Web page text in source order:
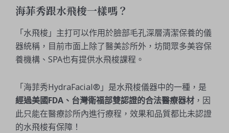
海菲秀跟水飛梭一樣嗎？
「水飛梭」主打可以作用於臉部毛孔深層清潔保養的儀
器統稱，目前市面上除了醫美診所外，坊間眾多美容保
養機構、SPA也有提供水飛梭課程。
「海菲秀HydraFacial®」是水飛梭儀器中的一種，是
經過美國FDA、台灣衛福部雙認證的合法醫療器材 ，因
此只能在醫療診所內進行療程，效果和品質都比未認證
的水飛梭有保障！